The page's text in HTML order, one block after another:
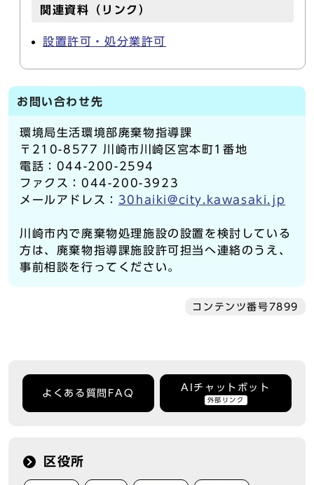
関連資料（リンク）
設置許可・処分業許可
お問い合わせ先
環境局生活環境部廃棄物指導課
〒210-8577 川崎市川崎区宮本町1番地
電話：044-200-2594
ファクス：044-200-3923
メールアドレス： 30haiki@city.kawasaki.jp
川崎市内で廃棄物処理施設の設置を検討している
方は、廃棄物指導課施設許可担当へ連絡のうえ、
事前相談を行ってください。
コンテンツ番号7899
よくある質問FAQ
AIチャットボット
外部リンク
区役所